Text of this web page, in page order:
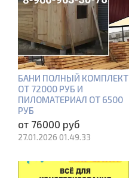
БАНИ ПОЛНЫЙ КОМПЛЕКТ
ОТ 72000 РУБ И
ПИЛОМАТЕРИАЛ ОТ 6500
РУБ
от 76000 руб
27.01.2026 01.49.33